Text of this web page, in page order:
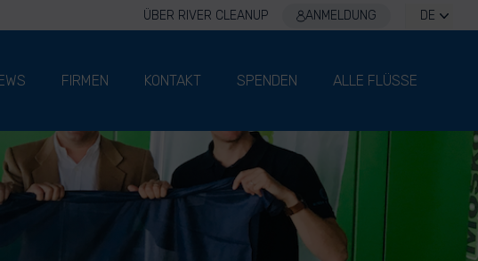
ÜBER RIVER CLEANUP ANMELDUNG DE
FIRMEN KONTAKT SPENDEN ALLE FLÜSSE